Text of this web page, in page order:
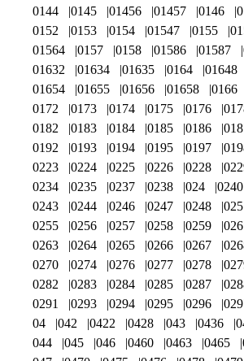
0144
0145 01456 01457 0146
0152
0153 0154 01547 0155
01564
0157 0158 01586 01587
01632
01634 01635 0164 01648
01654
01655 01656 01658 0166
0172
0173 0174 0175 0176
0182
0183 0184 0185 0186
0192
0193 0194 0195 0197
0223
0224 0225 0226 0228
0234
0235 0237 0238 024 0240
0243
0244 0246 0247 0248 025
0255
0256 0257 0258 0259 026
0263
0264 0265 0266 0267
0270
0274 0276 0277 0278
0282
0283 0284 0285 0287
0291
0293 0294 0295 0296
04
042 0422 0428 043 0436
044
045 046 0460 0463 0465